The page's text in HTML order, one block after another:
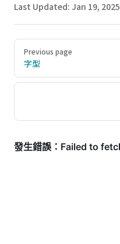
Last Updated: Jan 19, 2025
PagerPrevious page
字型